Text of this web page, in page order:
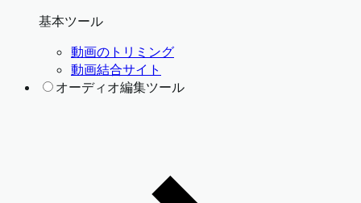
基本ツール
動画のトリミング
動画結合サイト
オーディオ編集ツール